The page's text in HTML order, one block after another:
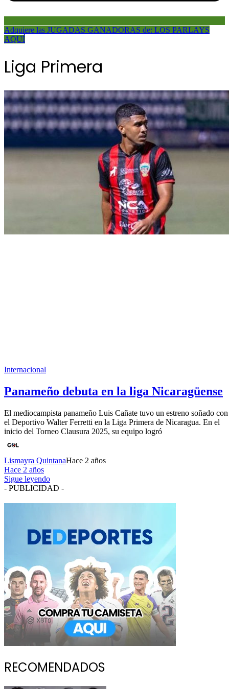
Adquiere las JUGADAS GANADORAS de: LOS PARLAYS
AQUÍ
Liga Primera
Internacional
Panameño debuta en la liga Nicaragüense
El mediocampista panameño Luis Cañate tuvo un estreno soñado con
el Deportivo Walter Ferretti en la Liga Primera de Nicaragua. En el
inicio del Torneo Clausura 2025, su equipo logró
Lismayra QuintanaHace 2 años
Hace 2 años
Sigue leyendo
- PUBLICIDAD -
RECOMENDADOS